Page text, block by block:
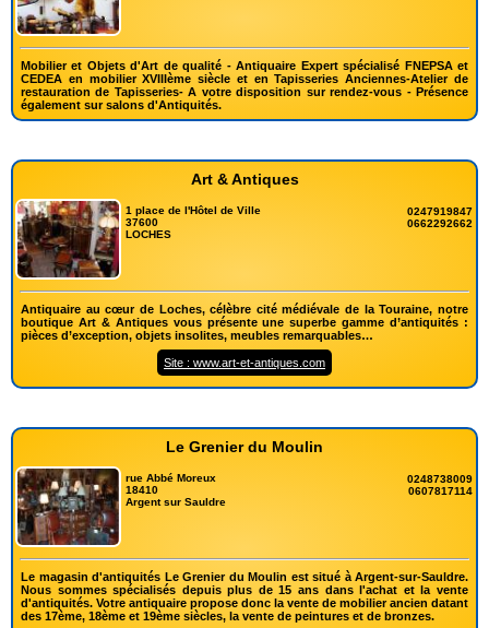
Mobilier et Objets d'Art de qualité - Antiquaire Expert spécialisé FNEPSA et
CEDEA en mobilier XVIIIème siècle et en Tapisseries Anciennes-Atelier de
restauration de Tapisseries- A votre disposition sur rendez-vous - Présence
également sur salons d'Antiquités.
Art & Antiques
1 place de l'Hôtel de Ville
37600
LOCHES
0247919847
0662292662
Antiquaire au cœur de Loches, célèbre cité médiévale de la Touraine, notre
boutique Art & Antiques vous présente une superbe gamme d’antiquités :
pièces d’exception, objets insolites, meubles remarquables…
Site : www.art-et-antiques.com
Le Grenier du Moulin
rue Abbé Moreux
18410
Argent sur Sauldre
0248738009
0607817114
Le magasin d'antiquités Le Grenier du Moulin est situé à Argent-sur-Sauldre.
Nous sommes spécialisés depuis plus de 15 ans dans l'achat et la vente
d'antiquités. Votre antiquaire propose donc la vente de mobilier ancien datant
des 17ème, 18ème et 19ème siècles, la vente de peintures et de bronzes.